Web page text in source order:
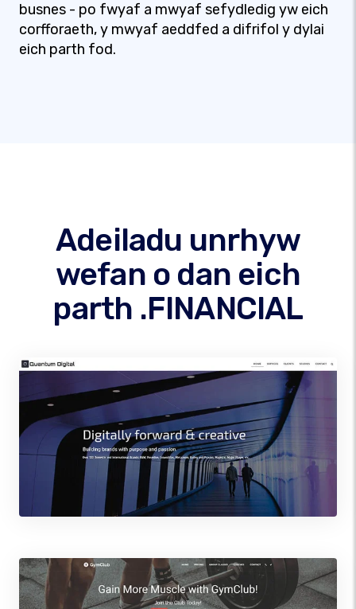
busnes - po fwyaf a mwyaf sefydledig yw eich
corfforaeth, y mwyaf aeddfed a difrifol y dylai
eich parth fod.
Adeiladu unrhyw
wefan o dan eich
parth .FINANCIAL